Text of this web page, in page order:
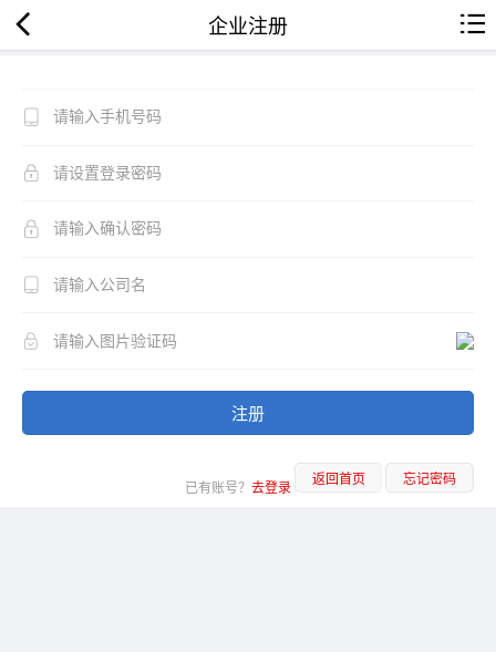
企业注册
注册
已有账号？ 去登录 返回首页 忘记密码